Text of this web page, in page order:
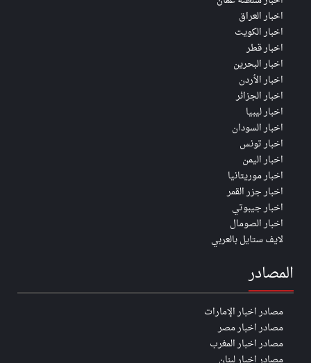
اخبار العراق
اخبار الكويت
اخبار قطر
اخبار البحرين
اخبار الأردن
اخبار الجزائر
اخبار ليبيا
اخبار السودان
اخبار تونس
اخبار اليمن
اخبار موريتانيا
اخبار جزر القمر
اخبار جيبوتي
اخبار الصومال
لايف ستايل بالعربي
المصادر
مصادر اخبار الإمارات
مصادر اخبار مصر
مصادر اخبار المغرب